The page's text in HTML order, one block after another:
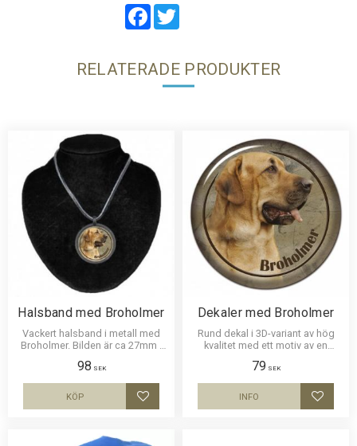
Facebook
RELATERADE PRODUKTER
Halsband med Broholmer
Vackert halsband i metall med
Broholmer. Bilden är ca 27mm i
vara hållbar.
98 SEK
Lägg till i favoriter
KÖP
Dekaler med Broholmer
Rund dekal i 3D-variant av hög
kvalitet med ett motiv av en
cm , 15 cm och 30 cm i diameter.
79 SEK
Lägg
INFO